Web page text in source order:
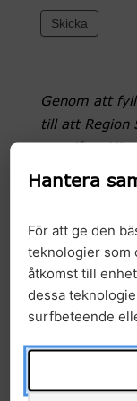
Skicka
Genom att
till att Region
information
behandlar-vi-
Under
dess
eller arbetar
intresserad
och
framöver i
Hantera
För att ge den
teknologier som
åtkomst till
dessa
surfbeteende